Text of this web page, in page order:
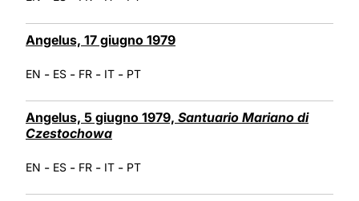
Angelus, 17 giugno 1979
EN - ES - FR - IT - PT
Angelus, 5 giugno 1979, Santuario Mariano di
Czestochowa
EN - ES - FR - IT - PT